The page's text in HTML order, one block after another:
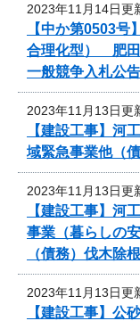
2023年11月14日更
【中か第0503
合理化型） 肥
一般競争入札公告
2023年11月13日更
【建設工事】河
域緊急事業他（
2023年11月13日更
【建設工事】河
事業（暮らしの
（債務）伐木除
2023年11月13日更
【建設工事】公